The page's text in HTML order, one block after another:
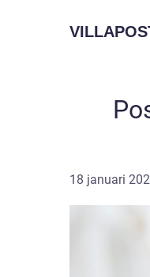
18 januari